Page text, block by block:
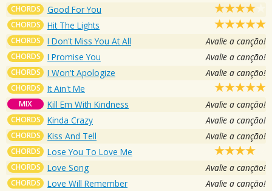
CHORDS Good For You
CHORDS Hit The Lights
CHORDS I Don't Miss You At All Avalie a canção!
CHORDS I Promise You Avalie a canção!
CHORDS I Won't Apologize Avalie a canção!
CHORDS It Ain't Me
MIX Kill Em With Kindness Avalie a canção!
CHORDS Kinda Crazy Avalie a canção!
CHORDS Kiss And Tell Avalie a canção!
CHORDS Lose You To Love Me
CHORDS Love Song Avalie a canção!
CHORDS Love Will Remember Avalie a canção!